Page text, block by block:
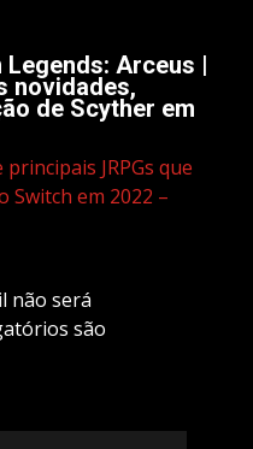
Legends: Arceus |
novidades,
de Scyther em
JRPGs que
Switch em 2022 –
não será
são